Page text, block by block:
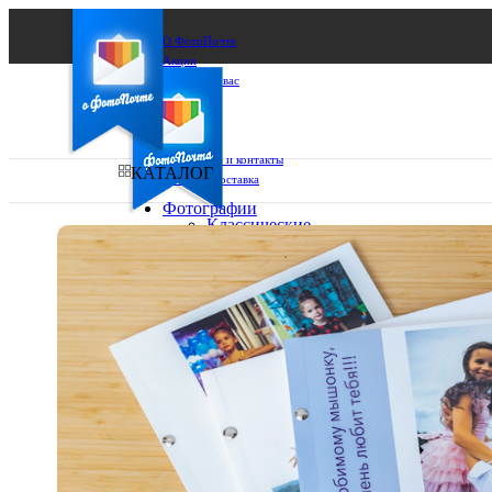
О ФотоПочте
Акции
Сделаем за вас
Бизнесу
FAQ
Франшиза
Поддержка и контакты
Оплата и доставка
Ваш город:
Ваш регион доставки
Выберите из списка:
КАТАЛОГ
Фотографии
Классические
фото
10х10
10х15
13х18
15х15
15х20
20х20
20х30
30х30
30х40